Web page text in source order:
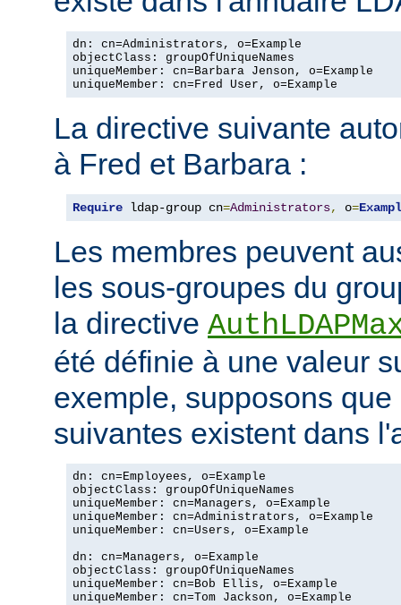
dn: cn=Administrators, o=Example
objectClass: groupOfUniqueNames
uniqueMember: cn=Barbara Jenson, o=Example
uniqueMember: cn=Fred User, o=Example
La directive suivante
à Fred et Barbara :
Require ldap-group cn=Administrators, o=
Les membres peuvent
les sous-groupes du
la directive
été définie à une valeur
exemple, supposons
suivantes existent dans
dn: cn=Employees, o=Example
objectClass: groupOfUniqueNames
uniqueMember: cn=Managers, o=Example
uniqueMember: cn=Administrators, o=Example
uniqueMember: cn=Users, o=Example
dn: cn=Managers, o=Example
objectClass: groupOfUniqueNames
uniqueMember: cn=Bob Ellis, o=Example
uniqueMember: cn=Tom Jackson, o=Example